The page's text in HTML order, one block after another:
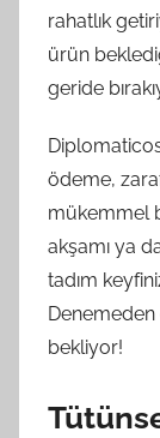
rahatlık
ürün
geride
ödeme,
mükemmel
akşamı ya
tadım
bekliyor!